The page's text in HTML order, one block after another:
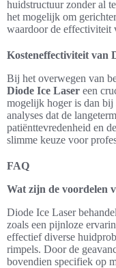
huidstructuur zonder al
het mogelijk om
waardoor de effectiviteit
Kosteneffectiviteit van
Bij het overwegen van
Diode Ice Laser een
mogelijk hoger is dan
analyses dat de
patiënttevredenheid en
slimme keuze voor
FAQ
Wat zijn de voordelen
Diode Ice Laser
zoals een pijnloze
effectief diverse
rimpels. Door de
bovendien specifiek op